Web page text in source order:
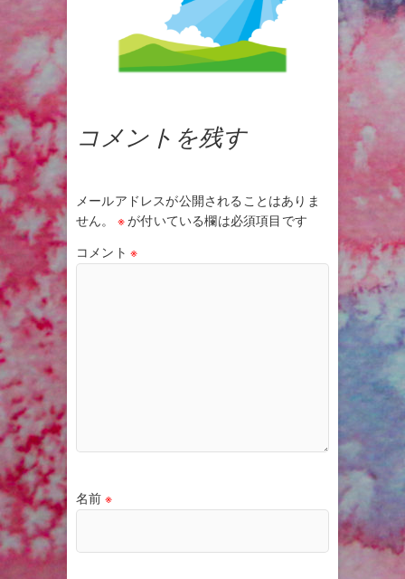
コメントを残す
メールアドレスが公開されることはありま
せん。
※が付いている欄は必須項目です
コメント ※
名前 ※